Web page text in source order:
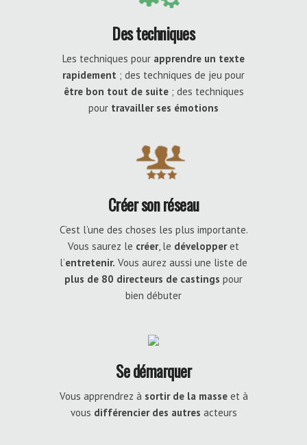
Des techniques
Les techniques pour apprendre un texte
rapidement ; des techniques de jeu pour
être bon tout de suite; des techniques
pour travailler ses émotions
Créer son réseau
C’est l’une des choses les plus importante.
Vous saurez le créer, le développeret
l’entretenir. Vous aurez aussi une liste de
plus de 80 directeurs de castings pour
bien débuter
Se démarquer
Vous apprendrez à sortir de la masseet à
vous différencier des autres acteurs